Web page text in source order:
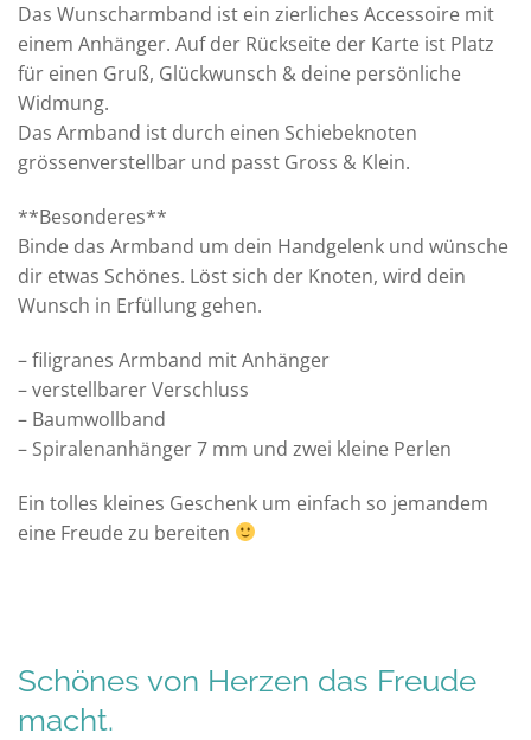
Das Wunscharmband ist ein zierliches Accessoire mit
einem Anhänger. Auf der Rückseite der Karte ist Platz
für einen Gruß, Glückwunsch & deine persönliche
Widmung.
Das Armband ist durch einen Schiebeknoten
grössenverstellbar und passt Gross & Klein.
**Besonderes**
Binde das Armband um dein Handgelenk und wünsche
dir etwas Schönes. Löst sich der Knoten, wird dein
Wunsch in Erfüllung gehen.
– filigranes Armband mit Anhänger
– verstellbarer Verschluss
– Baumwollband
– Spiralenanhänger 7 mm und zwei kleine Perlen
Ein tolles kleines Geschenk um einfach so jemandem
eine Freude zu bereiten
Schönes von Herzen das Freude
macht.